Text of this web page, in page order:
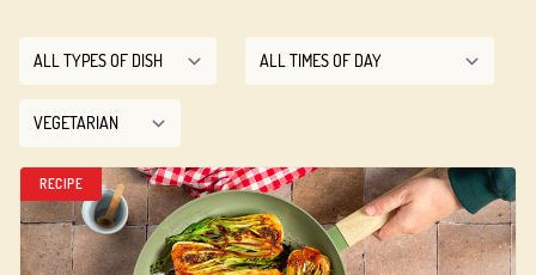
RECIPE